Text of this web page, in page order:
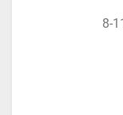
8-